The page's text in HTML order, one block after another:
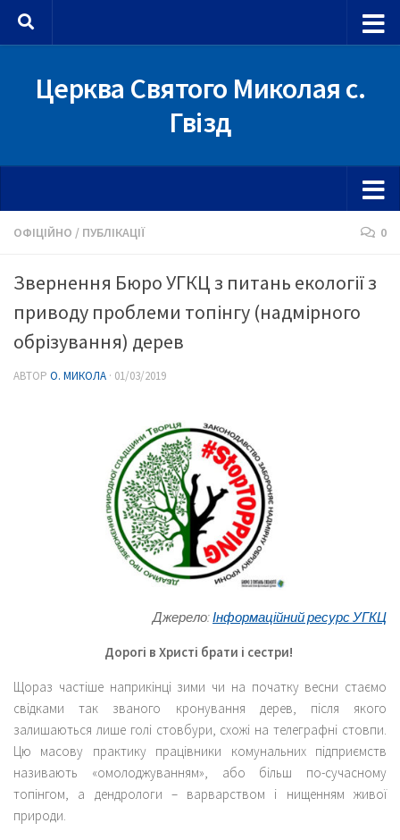
Skip to content
Церква Святого Миколая с.
Гвізд
ОФІЦІЙНО / ПУБЛІКАЦІЇ 0
Звернення Бюро УГКЦ з питань екології з
приводу проблеми топінгу (надмірного
обрізування) дерев
АВТОР О. МИКОЛА · 01/03/2019
Джерело:Інформаційний ресурс УГКЦ
Дорогі в Христі брати і сестри!
Щораз частіше наприкінці зими чи на початку весни стаємо
свідками так званого кронування дерев, після якого
залишаються лише голі стовбури, схожі на телеграфні стовпи.
Цю масову практику працівники комунальних підприємств
називають «омолоджуванням», або більш по-сучасному
топінгом, а дендрологи – варварством і нищенням живої
природи.